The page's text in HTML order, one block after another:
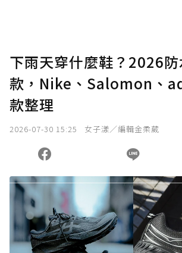
下雨天穿什麼鞋？2026
款，Nike、Salomon、
款整理
2026-07-30 15:25 女子漾／編輯金柔葳